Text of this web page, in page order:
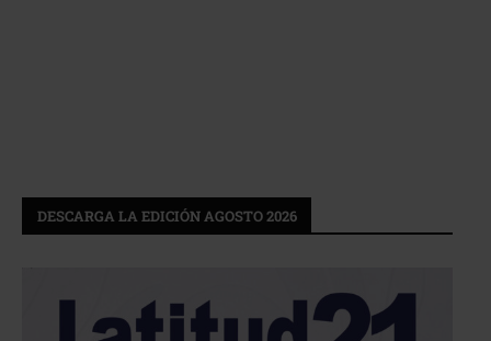
DESCARGA LA EDICIÓN AGOSTO 2026